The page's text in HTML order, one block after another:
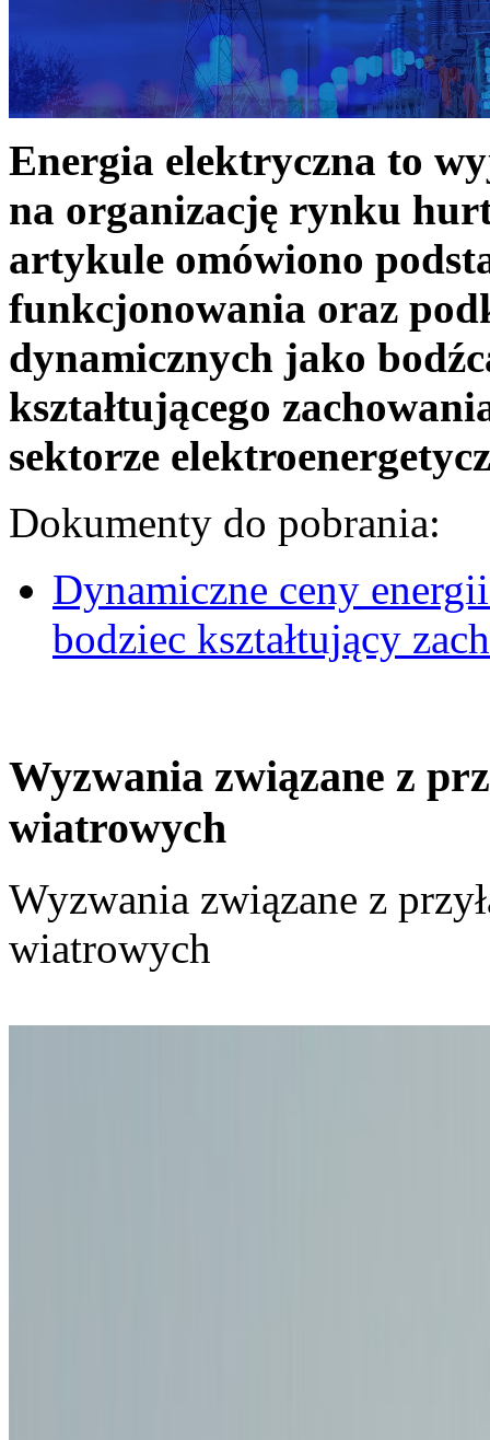
Energia elektryczna to
na organizację rynku
artykule omówiono
funkcjonowania oraz
dynamicznych jako
kształtującego
sektorze
Dokumenty do pobrania:
Dynamiczne ceny
bodziec kształtujący
Wyzwania związane z
wiatrowych
Wyzwania związane z
wiatrowych